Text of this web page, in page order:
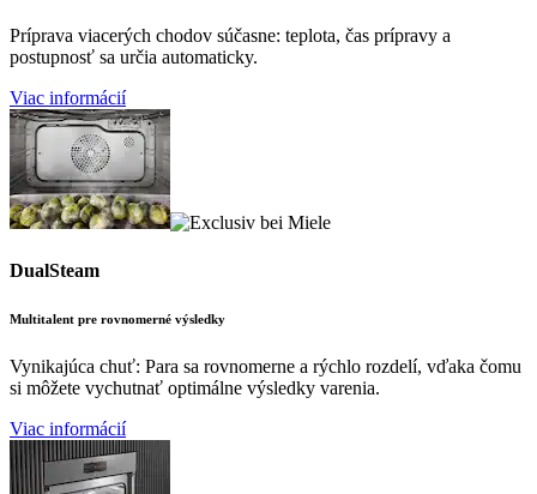
Príprava viacerých chodov súčasne: teplota, čas prípravy a
postupnosť sa určia automaticky.
Viac informácií
DualSteam
Multitalent pre rovnomerné výsledky
Vynikajúca chuť: Para sa rovnomerne a rýchlo rozdelí, vďaka čomu
si môžete vychutnať optimálne výsledky varenia.
Viac informácií